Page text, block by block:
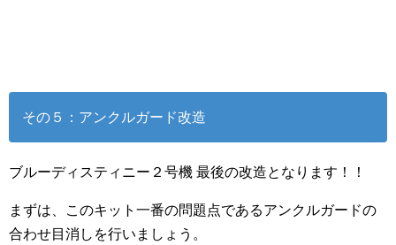
その５：アンクルガード改造
ブルーディスティニー２号機 最後の改造となります！！
まずは、このキット一番の問題点であるアンクルガードの
合わせ目消しを行いましょう。